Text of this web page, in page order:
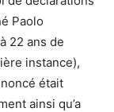
Paolo
22 ans de
instance),
était
ainsi qu’a